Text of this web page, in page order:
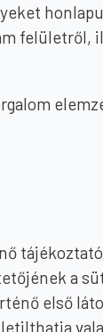
felületről,
a
első